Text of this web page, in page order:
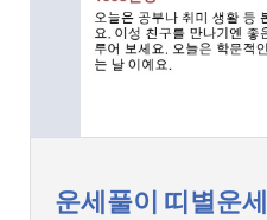
운세풀이 띠별운세